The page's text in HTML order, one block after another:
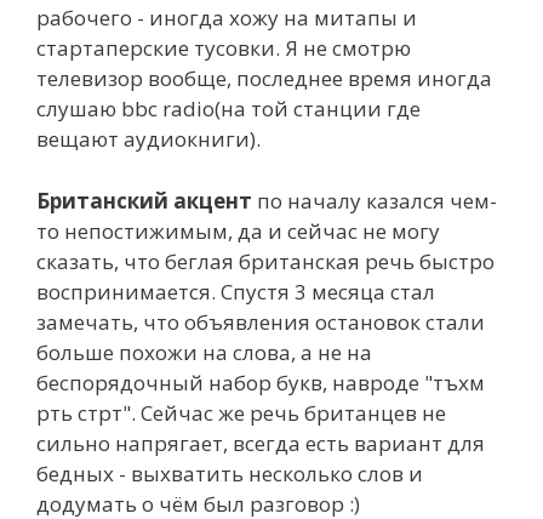
рабочего - иногда хожу на митапы и
стартаперские тусовки. Я не смотрю
телевизор вообще, последнее время иногда
слушаю bbc radio(на той станции где
вещают аудиокниги).
Британский акцент по началу казался чем-
то непостижимым, да и сейчас не могу
сказать, что беглая британская речь быстро
воспринимается. Спустя 3 месяца стал
замечать, что объявления остановок стали
больше похожи на слова, а не на
беспорядочный набор букв, навроде "тъхм
рть стрт". Сейчас же речь британцев не
сильно напрягает, всегда есть вариант для
бедных - выхватить несколько слов и
додумать о чём был разговор :)